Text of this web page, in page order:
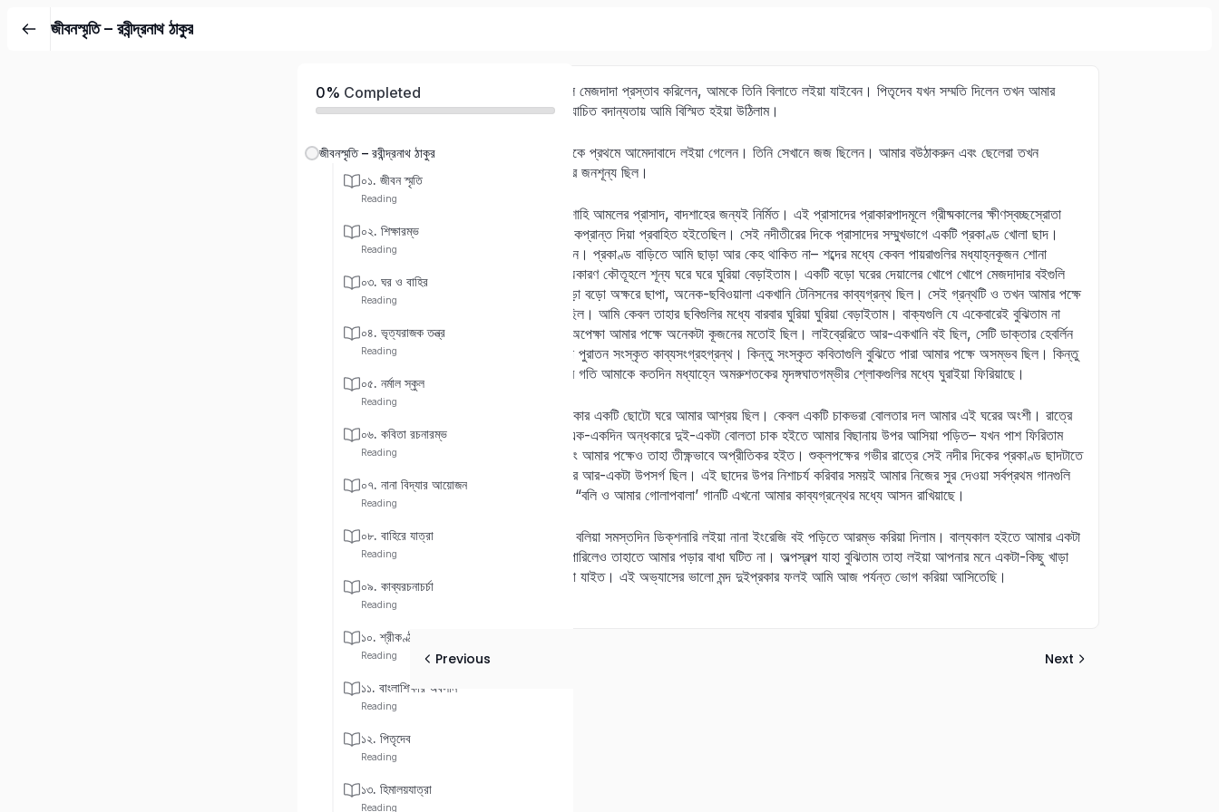
জীবনস্মৃতি – রবীন্দ্রনাথ ঠাকুর
0% Completed
জীবনস্মৃতি – রবীন্দ্রনাথ ঠাকুর
০১. জীবন স্মৃতি
Reading
০২. শিক্ষারম্ভ
Reading
০৩. ঘর ও বাহির
Reading
০৪. ভৃত্যরাজক তন্ত্র
Reading
০৫. নর্মাল স্কুল
Reading
০৬. কবিতা রচনারম্ভ
Reading
০৭. নানা বিদ্যার আয়োজন
Reading
০৮. বাহিরে যাত্রা
Reading
০৯. কাব্যরচনাচর্চা
Reading
১০. শ্রীকণ্ঠবাবু
Reading
১১. বাংলাশিক্ষার অবসান
Reading
১২. পিতৃদেব
Reading
১৩. হিমালয়যাত্রা
Reading
ভারতী যখন দ্বিতীয় বৎসরে পড়িল মেজদাদা প্রস্তাব করিলেন, আমকে তিনি বিলাতে লইয়া যাইবেন। পিতৃদেব যখন সম্মতি দিলেন তখন আমার
ভাগ্যবিধাতার এই আর-একটি অযাচিত বদান্যতায় আমি বিস্মিত হইয়া উঠিলাম।
বিলাতযাত্রার পূর্বে মেজদাদা আমাকে প্রথমে আমেদাবাদে লইয়া গেলেন। তিনি সেখানে জজ ছিলেন। আমার বউঠাকরুন এবং ছেলেরা তখন
ইংলণ্ডে– সুতরাং বাড়ি একপ্রকার জনশূন্য ছিল।
শাহিবাগে জজের বাসা। ইহা বাদশাহি আমলের প্রাসাদ, বাদশাহের জন্যই নির্মিত। এই প্রাসাদের প্রাকারপাদমূলে গ্রীষ্মকালের ক্ষীণস্বচ্ছস্রোতা
সাবরমতী নদী তাহার বালুশয্যার একপ্রান্ত দিয়া প্রবাহিত হইতেছিল। সেই নদীতীরের দিকে প্রাসাদের সম্মুখভাগে একটি প্রকাণ্ড খোলা ছাদ।
মেজদাদা আদালতে চলিয়া যাইতেন। প্রকাণ্ড বাড়িতে আমি ছাড়া আর কেহ থাকিত না– শব্দের মধ্যে কেবল পায়রাগুলির মধ্যাহ্নকূজন শোনা
যাইত। তখন আমি যেন একটা অকারণ কৌতূহলে শূন্য ঘরে ঘরে ঘুরিয়া বেড়াইতাম। একটি বড়ো ঘরের দেয়ালের খোপে খোপে মেজদাদার বইগুলি
সাজানো ছিল। তাহার মধ্যে, বড়ো বড়ো অক্ষরে ছাপা, অনেক-ছবিওয়ালা একখানি টেনিসনের কাব্যগ্রন্থ ছিল। সেই গ্রন্থটি ও তখন আমার পক্ষে
এই রাজপ্রাসাদেরই মতো নীরব ছিল। আমি কেবল তাহার ছবিগুলির মধ্যে বারবার ঘুরিয়া ঘুরিয়া বেড়াইতাম। বাক্যগুলি যে একেবারেই বুঝিতাম না
তাহা নহে– কিন্তু তাহা বাক্যের অপেক্ষা আমার পক্ষে অনেকটা কূজনের মতোই ছিল। লাইব্রেরিতে আর-একখানি বই ছিল, সেটি ডাক্তার হেবর্লিন
কর্তৃক সংকলিত শ্রীরামপুরের ছাপা পুরাতন সংস্কৃত কাব্যসংগ্রহগ্রন্থ। কিন্তু সংস্কৃত কবিতাগুলি বুঝিতে পারা আমার পক্ষে অসম্ভব ছিল। কিন্তু
সংস্কৃত বাক্যের ধ্বনি এবং ছন্দের গতি আমাকে কতদিন মধ্যাহ্নে অমরুশতকের মৃদঙ্গঘাতগম্ভীর শ্লোকগুলির মধ্যে ঘুরাইয়া ফিরিয়াছে।
এ শাহিবাগ-প্রাসাদের চূড়ার উপরকার একটি ছোটো ঘরে আমার আশ্রয় ছিল। কেবল একটি চাকভরা বোলতার দল আমার এই ঘরের অংশী। রাত্রে
আমি সেই নির্জন ঘরে শুইতাম– এক-একদিন অন্ধকারে দুই-একটা বোলতা চাক হইতে আমার বিছানায় উপর আসিয়া পড়িত– যখন পাশ ফিরিতাম
তখন তাহারাও প্রীত হইত না এবং আমার পক্ষেও তাহা তীক্ষ্ণভাবে অপ্রীতিকর হইত। শুক্লপক্ষের গভীর রাত্রে সেই নদীর দিকের প্রকাণ্ড ছাদটাতে
একলা ঘুরিয়া ঘুরিয়া বেড়ানো আমার আর-একটা উপসর্গ ছিল। এই ছাদের উপর নিশাচর্য করিবার সময়ই আমার নিজের সুর দেওয়া সর্বপ্রথম গানগুলি
রচনা করিয়াছিলাম। তাহার মধ্যে “বলি ও আমার গোলাপবালা’ গানটি এখনো আমার কাব্যগ্রন্থের মধ্যে আসন রাখিয়াছে।
ইংরাজিতে নিতান্তই কাঁচা ছিলাম বলিয়া সমস্তদিন ডিক্‌শনারি লইয়া নানা ইংরেজি বই পড়িতে আরম্ভ করিয়া দিলাম। বাল্যকাল হইতে আমার একটা
অভ্যাস ছিল, সম্পূর্ণ বুঝিতে না পারিলেও তাহাতে আমার পড়ার বাধা ঘটিত না। অল্পস্বল্প যাহা বুঝিতাম তাহা লইয়া আপনার মনে একটা-কিছু খাড়া
করিয়া আমার বেশ-একরকম চলিয়া যাইত। এই অভ্যাসের ভালো মন্দ দুইপ্রকার ফলই আমি আজ পর্যন্ত ভোগ করিয়া আসিতেছি।
Previous Next
Sign in Sign up
Sign in
Don’t have an account?Sign up
Remember me Lost your password?